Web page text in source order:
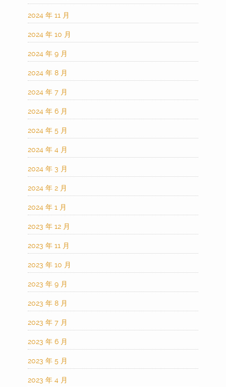
2024 年 11 月
2024 年 10 月
2024 年 9 月
2024 年 8 月
2024 年 7 月
2024 年 6 月
2024 年 5 月
2024 年 4 月
2024 年 3 月
2024 年 2 月
2024 年 1 月
2023 年 12 月
2023 年 11 月
2023 年 10 月
2023 年 9 月
2023 年 8 月
2023 年 7 月
2023 年 6 月
2023 年 5 月
2023 年 4 月